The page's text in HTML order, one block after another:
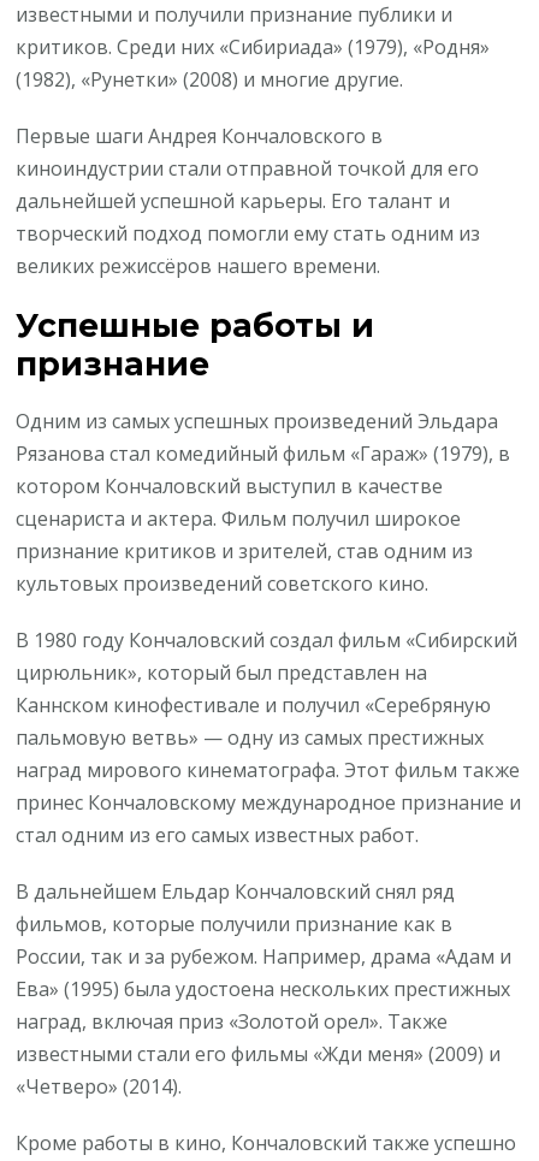
известными и получили признание публики и
критиков. Среди них «Сибириада» (1979), «Родня»
(1982), «Рунетки» (2008) и многие другие.
Первые шаги Андрея Кончаловского в
киноиндустрии стали отправной точкой для его
дальнейшей успешной карьеры. Его талант и
творческий подход помогли ему стать одним из
великих режиссёров нашего времени.
Успешные работы и
признание
Одним из самых успешных произведений Эльдара
Рязанова стал комедийный фильм «Гараж» (1979), в
котором Кончаловский выступил в качестве
сценариста и актера. Фильм получил широкое
признание критиков и зрителей, став одним из
культовых произведений советского кино.
В 1980 году Кончаловский создал фильм «Сибирский
цирюльник», который был представлен на
Каннском кинофестивале и получил «Серебряную
пальмовую ветвь» — одну из самых престижных
наград мирового кинематографа. Этот фильм также
принес Кончаловскому международное признание и
стал одним из его самых известных работ.
В дальнейшем Ельдар Кончаловский снял ряд
фильмов, которые получили признание как в
России, так и за рубежом. Например, драма «Адам и
Ева» (1995) была удостоена нескольких престижных
наград, включая приз «Золотой орел». Также
известными стали его фильмы «Жди меня» (2009) и
«Четверо» (2014).
Кроме работы в кино, Кончаловский также успешно